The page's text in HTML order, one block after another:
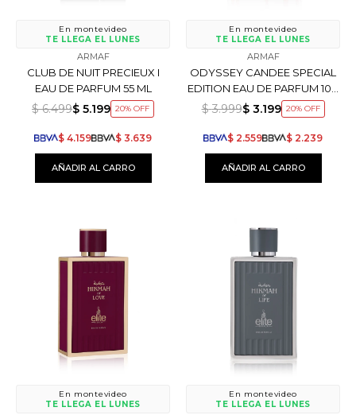
En montevideo
TE LLEGA EL LUNES
ARMAF
CLUB DE NUIT PRECIEUX I
EAU DE PARFUM 55 ML
$ 5.199
$ 6.499 20
$ 3.639
$ 4.159
En montevideo
TE LLEGA EL LUNES
ARMAF
ODYSSEY CANDEE SPECIAL
EDITION EAU DE PARFUM 100
ML
$ 3.199
$ 3.999 20
$ 2.239
$ 2.559
En montevideo
TE LLEGA EL LUNES
En montevideo
TE LLEGA EL LUNES